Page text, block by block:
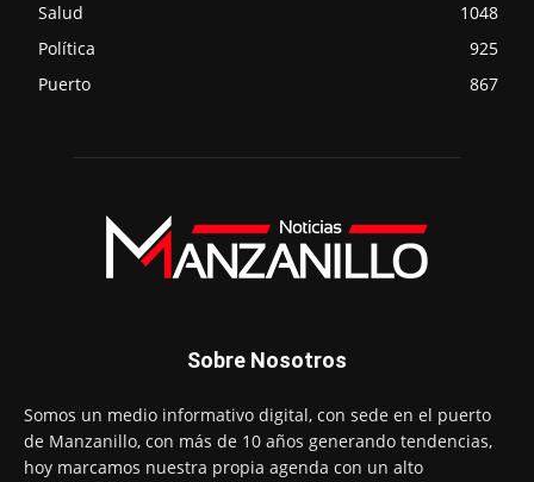
Salud
1048
Política
925
Puerto
867
Sobre Nosotros
Somos un medio informativo digital, con sede en el puerto
de Manzanillo, con más de 10 años generando tendencias,
hoy marcamos nuestra propia agenda con un alto